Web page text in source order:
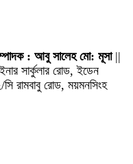
: আবু সালেহ মো: মূসা||
সার্কুলার রোড, ইডেন
রামবাবু রোড, ময়মনসিংহ